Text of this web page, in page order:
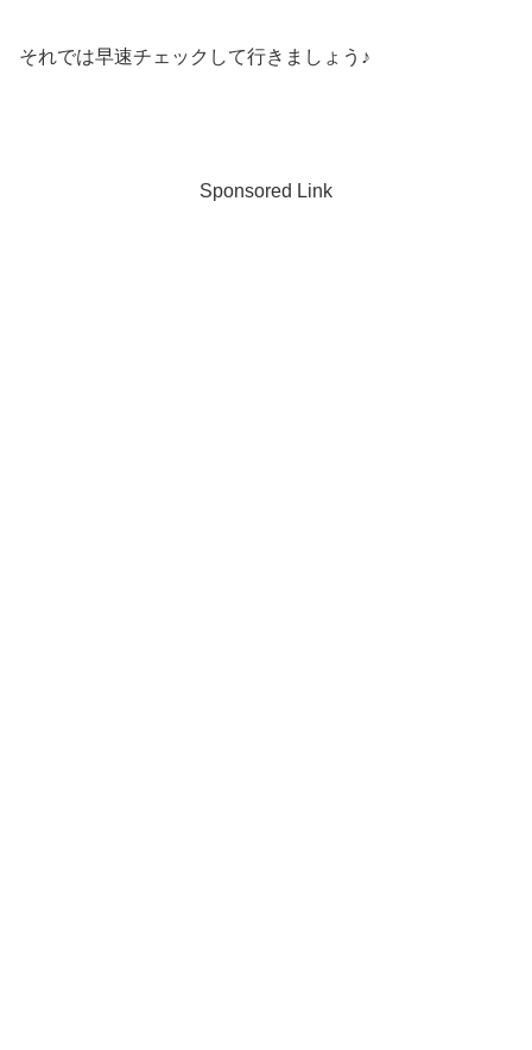
それでは早速チェックして行きましょう♪
Sponsored Link